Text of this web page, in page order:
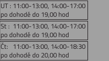
UT : 11:00-13:00, 14:00-17:00
po dohodě do 19,00 hod
St : 11:00-13:00, 14:00-17:00
po dohodě do 19,00 hod
Čt: 11:00-13:00, 14:00-18:30
po dohodě do 20,00 hod